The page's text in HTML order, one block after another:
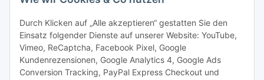
Durch Klicken auf „Alle akzeptieren“ gestatten Sie den
Einsatz folgender Dienste auf unserer Website: YouTube,
Vimeo, ReCaptcha, Facebook Pixel, Google
Kundenrezensionen, Google Analytics 4, Google Ads
Conversion Tracking, PayPal Express Checkout und
Gesetzliche Informationen
Zahlungsmöglichkeiten